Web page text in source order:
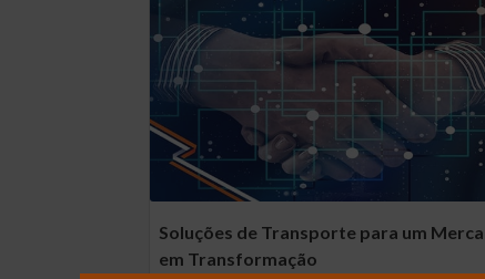
Soluções de Transporte para um
em Transformação